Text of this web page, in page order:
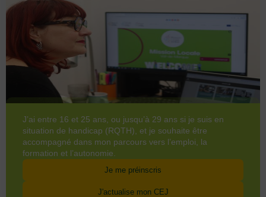
J’ai entre 16 et 25 ans, ou jusqu’à 29 ans si je suis en
situation de handicap (RQTH), et je souhaite être
accompagné dans mon parcours vers l’emploi, la
formation et l’autonomie.
Je me préinscris
J'actualise mon CEJ